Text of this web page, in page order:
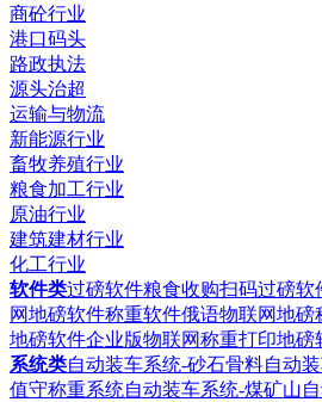
商砼行业
港口码头
路政执法
源头治超
运输与物流
新能源行业
畜牧养殖行业
粮食加工行业
原油行业
建筑建材行业
化工行业
软件类过磅软件粮食收购扫码过磅软
网地磅软件称重软件俄语物联网地磅
地磅软件企业版物联网称重打印地磅
系统类自动装车系统-砂石骨料自动
值守称重系统自动装车系统-煤矿山